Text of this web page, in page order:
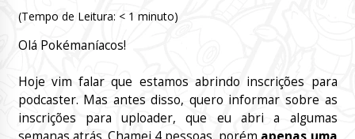
(Tempo de Leitura: < 1 minuto)
Olá Pokémaníacos!
Hoje vim falar que estamos abrindo inscrições para
podcaster. Mas antes disso, quero informar sobre as
inscrições para uploader, que eu abri a algumas